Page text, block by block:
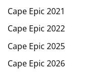
Cape Epic 2021
Cape Epic 2022
Cape Epic 2025
Cape Epic 2026